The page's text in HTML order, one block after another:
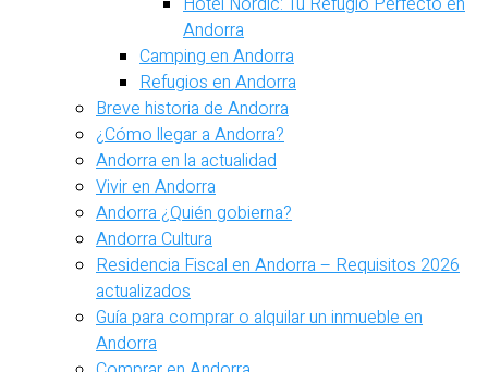
Andorra
Camping en Andorra
Refugios en Andorra
Breve historia de Andorra
¿Cómo llegar a Andorra?
Andorra en la actualidad
Vivir en Andorra
Andorra ¿Quién gobierna?
Andorra Cultura
Residencia Fiscal en Andorra – Requisitos 2026
actualizados
Guía para comprar o alquilar un inmueble en
Andorra